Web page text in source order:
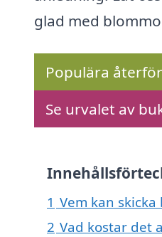
glad med
Populära
Se urvalet av
1 Vem kan
2 Vad kostar det